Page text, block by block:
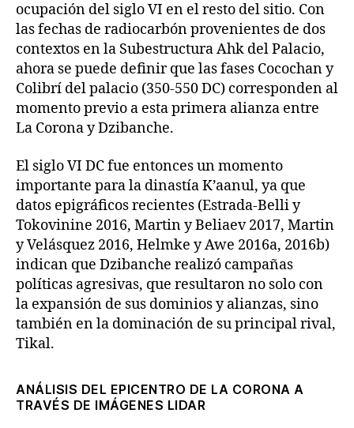
ocupación del siglo VI en el resto del sitio. Con
las fechas de radiocarbón provenientes de dos
contextos en la Subestructura Ahk del Palacio,
ahora se puede definir que las fases Cocochan y
Colibrí del palacio (350-550 DC) corresponden al
momento previo a esta primera alianza entre
La Corona y Dzibanche.
El siglo VI DC fue entonces un momento
importante para la dinastía K’aanul, ya que
datos epigráficos recientes (Estrada-Belli y
Tokovinine 2016, Martin y Beliaev 2017, Martin
y Velásquez 2016, Helmke y Awe 2016a, 2016b)
indican que Dzibanche realizó campañas
políticas agresivas, que resultaron no solo con
la expansión de sus dominios y alianzas, sino
también en la dominación de su principal rival,
Tikal.
ANÁLISIS DEL EPICENTRO DE LA CORONA A
TRAVÉS DE IMÁGENES LIDAR